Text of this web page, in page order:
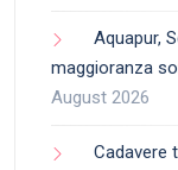
Aquapur,
maggioranza
August 2026
Cadavere